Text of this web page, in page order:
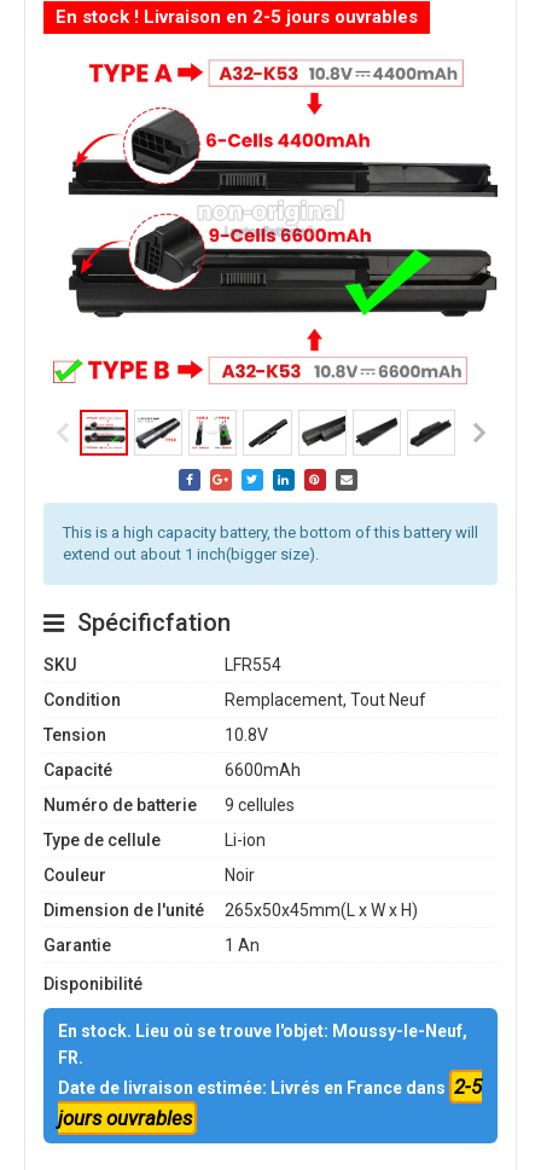
En stock ! Livraison en 2-5 jours ouvrables
This is a high capacity battery, the bottom of this battery will
extend out about 1 inch(bigger size).
Spécificfation
SKU
LFR554
Condition
Remplacement, Tout Neuf
Tension
10.8V
Capacité
6600mAh
Numéro de batterie
9 cellules
Type de cellule
Li-ion
Couleur
Noir
Dimension de l'unité
265x50x45mm(L x W x H)
Garantie
1 An
Disponibilité
En stock. Lieu où se trouve l'objet: Moussy-le-Neuf,
FR.
Date de livraison estimée: Livrés en France dans 2-5
jours ouvrables